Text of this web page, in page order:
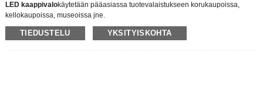
LED kaappivalokäytetään pääasiassa tuotevalaistukseen korukaupoissa,
kellokaupoissa, museoissa jne.
Malli: CHIA-8426-14W
Värilämpötila: 3000K/4500K/6500K
TIEDUSTELU YKSITYISKOHTA